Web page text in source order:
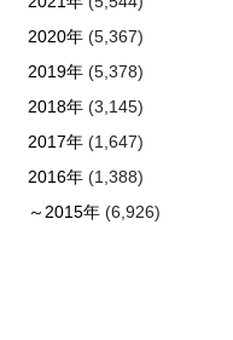
2020年(5,367)
2019年(5,378)
2018年(3,145)
2017年(1,647)
2016年(1,388)
～2015年(6,926)